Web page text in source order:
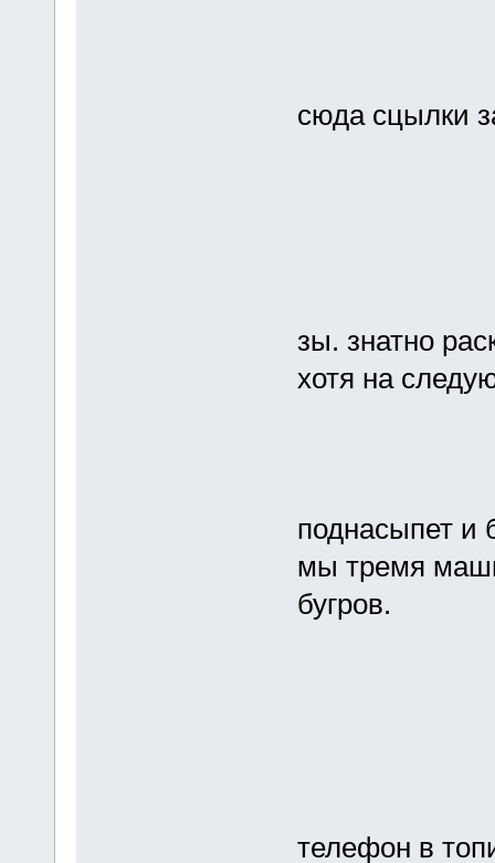
сюда сцылки
зы. знатно
хотя на
поднасыпет и
мы тремя
бугров.
телефон в